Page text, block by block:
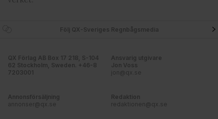
information som du har tillhandahållit eller som de har
våra cookies vid fortsatt användande av vår webbplats.
Följ QX-Sveriges Regnbågsmedia
QX Förlag AB Box 17 218, S-104
62 Stockholm, Sweden. +46-8
7203001
Ansvarig utgivare
Jon Voss
jon@qx.se
Annonsförsäljning
annonser@qx.se
Redaktion
redaktionen@qx.se